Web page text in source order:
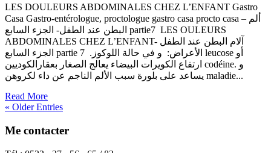
LES DOULEURS ABDOMINALES CHEZ L’ENFANT Gastro
Casa Gastro-entérologue, proctologue gastro casa procto casa – ألم
البطن عند الطفل- الجزء السابع partie7 LES OULEURS
ABDOMINALES CHEZ L’ENFANT- آلام البطن عند الطفل
الجزء السابع partie 7 .الأعراض: و في حالة اللوكوز leucose أو
ارتفاع الكويرات البيضاء يعالج الصغار بعقارالكوديين codéine. و
يساعد على بلورة سبب الألم الناجم عن داء لكروهن maladie...
Read More
« Older Entries
Me contacter